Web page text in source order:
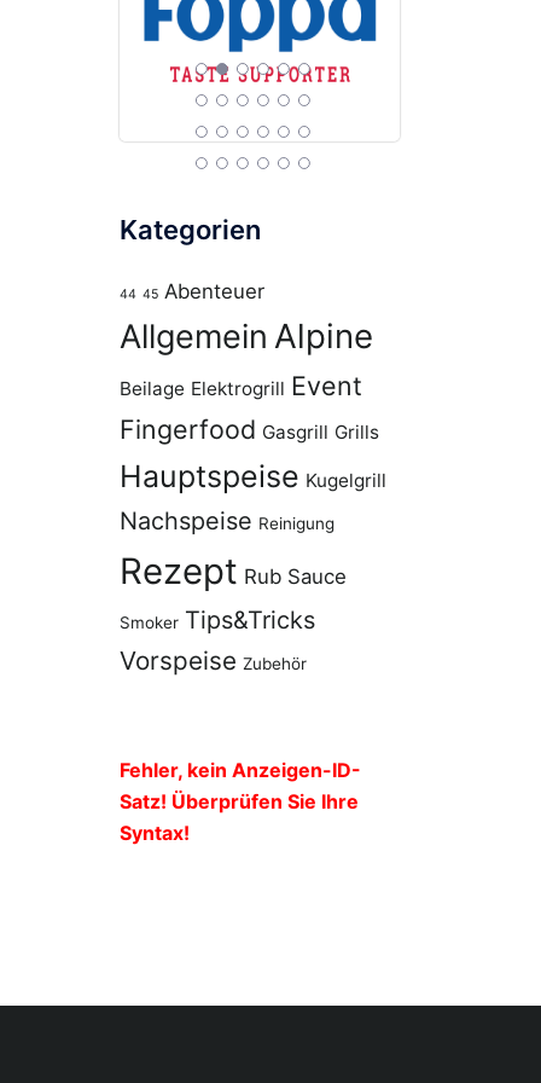
Kategorien
44 45 Abenteuer
Allgemein Alpine
Beilage Elektrogrill Event
Fingerfood Gasgrill Grills
Hauptspeise Kugelgrill
Nachspeise Reinigung
Rezept Rub Sauce
Smoker Tips&Tricks
Vorspeise Zubehör
Fehler, kein Anzeigen-ID-
Satz! Überprüfen Sie Ihre
Syntax!